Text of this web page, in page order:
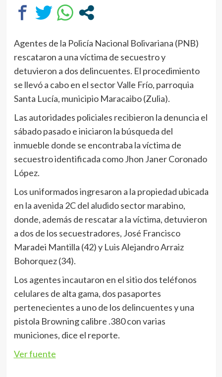
Agentes de la Policía Nacional Bolivariana (PNB)
rescataron a una víctima de secuestro y
detuvieron a dos delincuentes. El procedimiento
se llevó a cabo en el sector Valle Frío, parroquia
Santa Lucía, municipio Maracaibo (Zulia).
Las autoridades policiales recibieron la denuncia el
sábado pasado e iniciaron la búsqueda del
inmueble donde se encontraba la víctima de
secuestro identificada como Jhon Janer Coronado
López.
Los uniformados ingresaron a la propiedad ubicada
en la avenida 2C del aludido sector marabino,
donde, además de rescatar a la víctima, detuvieron
a dos de los secuestradores, José Francisco
Maradei Mantilla (42) y Luis Alejandro Arraiz
Bohorquez (34).
Los agentes incautaron en el sitio dos teléfonos
celulares de alta gama, dos pasaportes
pertenecientes a uno de los delincuentes y una
pistola Browning calibre .380 con varias
municiones, dice el reporte.
Ver fuente